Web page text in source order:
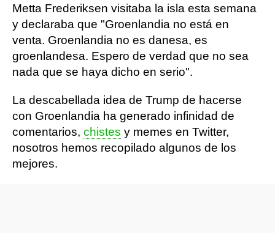
Metta Frederiksen visitaba la isla esta semana
y declaraba que "Groenlandia no está en
venta. Groenlandia no es danesa, es
groenlandesa. Espero de verdad que no sea
nada que se haya dicho en serio".
La descabellada idea de Trump de hacerse
con Groenlandia ha generado infinidad de
comentarios, chistes y memes en Twitter,
nosotros hemos recopilado algunos de los
mejores.